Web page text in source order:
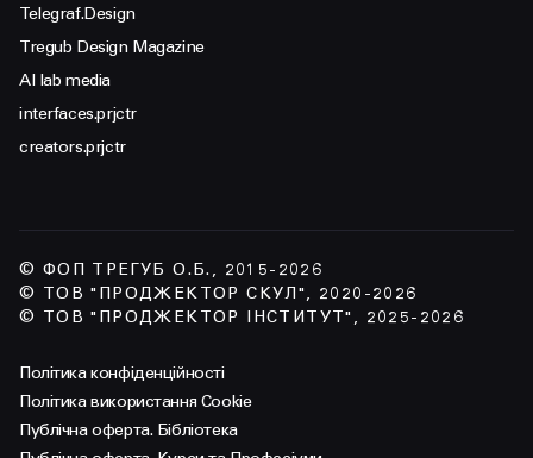
Telegraf.Design
Tregub Design Magazine
AI lab media
interfaces.prjctr
creators.prjctr
© ФОП ТРЕГУБ О.Б., 2015-2026
© ТОВ "ПРОДЖЕКТОР СКУЛ", 2020-2026
© ТОВ "ПРОДЖЕКТОР ІНСТИТУТ", 2025-2026
Політика конфіденційності
Політика використання Cookie
Публічна оферта. Бібліотека